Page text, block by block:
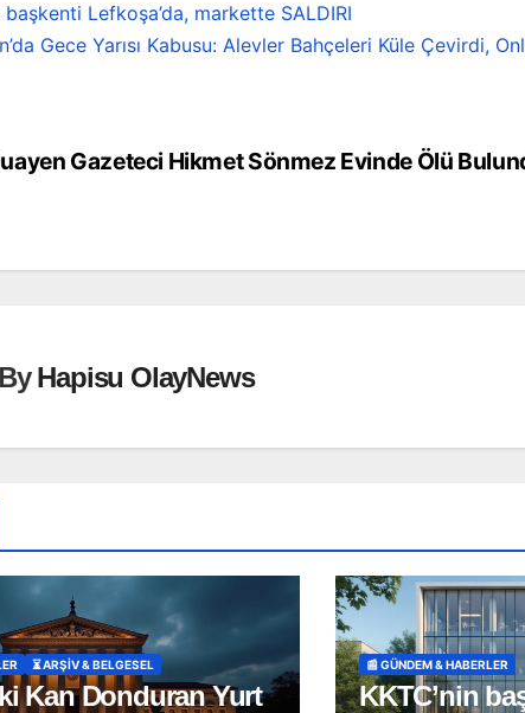
başkenti Lefkoşa’da, markette SALDIRI
Gece Yarısı Kabusu: Alevler Bahçeleri Küle Çevirdi,
Gazeteci Hikmet Sönmez Evinde Ölü
ByHapisu OlayNews
⏳ ARŞİV & BELGESEL
Kan Donduran Yurt
📰 GÜNDEM & HABERLER
KKTC’nin